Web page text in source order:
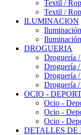
Textil /
Textil /
ILUMINACION
DROGUERIA
Droguería
Droguería
Droguería
Droguería
OCIO -
Ocio -
Ocio -
Ocio -
DETALLES DE